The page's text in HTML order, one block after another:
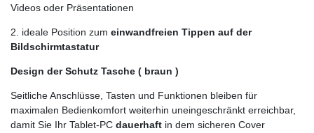
Videos oder Präsentationen
2. ideale Position zum einwandfreien Tippen auf der
Bildschirmtastatur
Design der Schutz Tasche ( braun )
Seitliche Anschlüsse, Tasten und Funktionen bleiben für
maximalen Bedienkomfort weiterhin uneingeschränkt erreichbar,
damit Sie Ihr Tablet-PC dauerhaft in dem sicheren Cover